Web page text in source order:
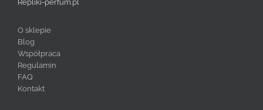
Repliki-perfum.pl
O sklepie
Blog
Współpraca
Regulamin
FAQ
Kontakt